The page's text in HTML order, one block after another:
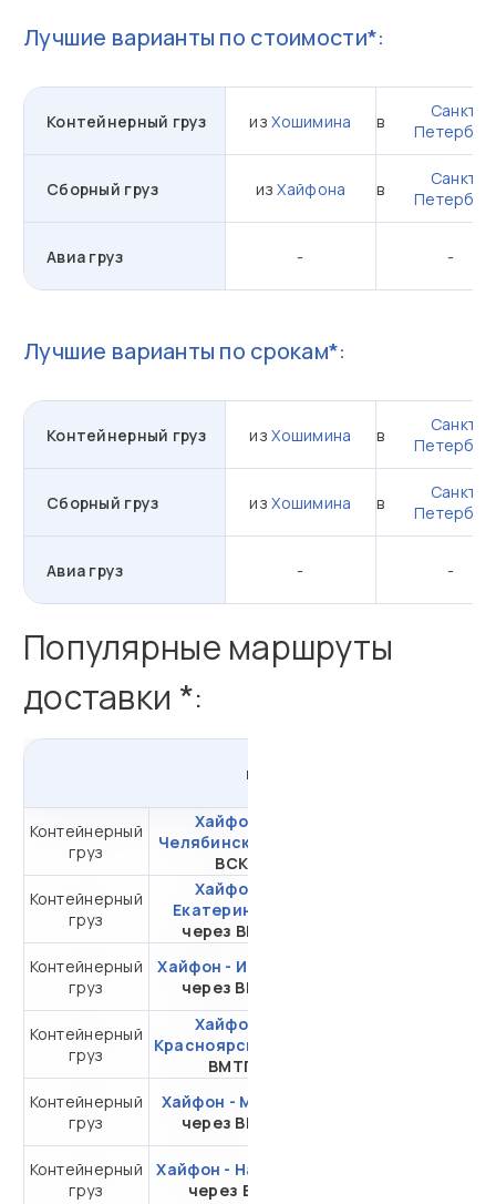
Лучшие варианты по стоимости*:
Контейнерный груз изХошимина в
Санкт-
Сборный груз изХайфона в
Санкт-
Авиа груз - -
Лучшие варианты по срокам*:
Контейнерный груз изХошимина в
Санкт-
Сборный груз изХошимина в
Санкт-
Авиа груз - -
Популярные маршруты
доставки *:
из
Контейнерный
груз
Хайфон -
Челябинск
ВСК
Контейнерный
груз
Хайфон -
Екатеринбург
через ВМКТ
Контейнерный
груз
Хайфон - Иркутск
через ВМТП
Контейнерный
груз
Хайфон -
Красноярск
ВМТП
Контейнерный
груз
Хайфон - Москва
через ВМПП
Контейнерный
груз
Хайфон - Находка
через ВСК